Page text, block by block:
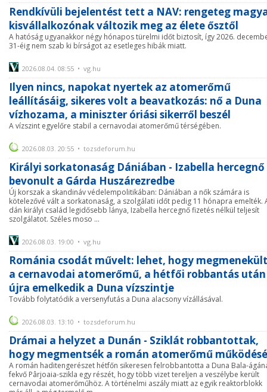
Rendkívüli bejelentést tett a NAV: rengeteg
kisvállalkozónak változik meg az élete ősztől
A hatóság ugyanakkor négy hónapos türelmi időt biztosít, így 2026.
31-éig nem szab ki bírságot az esetleges hibák miatt.
2026.08.04. 08:55 • vg.hu
Ilyen nincs, napokat nyertek az atomerőmű
leállításáig, sikeres volt a beavatkozás: nő a Duna
vízhozama, a miniszter óriási sikerről beszél
A vízszint egyelőre stabil a cernavodai atomerőmű térségében.
2026.08.03. 20:55 • tozsdeforum.hu
Királyi sorkatonaság Dániában - Izabella hercegnő
bevonult a Gárda Huszárezredbe
Új korszak a skandináv védelempolitikában: Dániában a nők számára is
kötelezővé vált a sorkatonaság, a szolgálati időt pedig 11 hónapra emelték.
dán királyi család legidősebb lánya, Izabella hercegnő fizetés nélkül teljesít
szolgálatot. Széles moso ...
2026.08.03. 19:00 • vg.hu
Románia csodát művelt: lehet, hogy megmenekült
a cernavodai atomerőmű, a hétfői robbantás után
újra emelkedik a Duna vízszintje
Tovább folytatódik a versenyfutás a Duna alacsony vízállásával.
2026.08.03. 13:10 • tozsdeforum.hu
Drámai a helyzet a Dunán - Sziklát robbantottak,
hogy megmentsék a román atomerőmű
A román haditengerészet hétfőn sikeresen felrobbantotta a Duna Bala-
fekvő Pârjoaia-szikla egy részét, hogy több vizet tereljen a veszélybe került
cernavodai atomerőműhöz. A történelmi aszály miatt az egyik reaktorblokk